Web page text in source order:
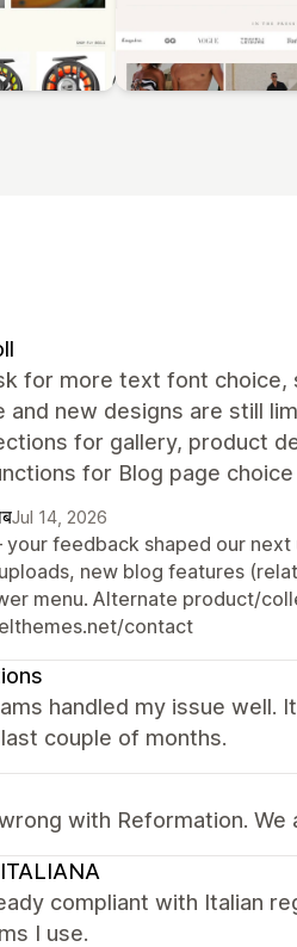
for more text font
and new designs are still
for gallery, product
for Blog page
Jul 14, 2026
feedback shaped our
new blog features
menu. Alternate product/
contact
handled my issue
couple of months.
with Reformation.
compliant with Italian
I use.